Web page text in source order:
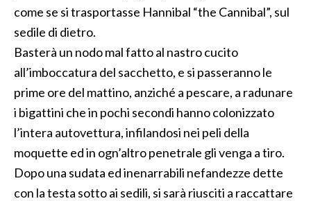
come se si trasportasse Hannibal “the Cannibal”, sul
sedile di dietro.
Basterà un nodo mal fatto al nastro cucito
all’imboccatura del sacchetto, e si passeranno le
prime ore del mattino, anziché a pescare, a radunare
i bigattini che in pochi secondi hanno colonizzato
l’intera autovettura, infilandosi nei peli della
moquette ed in ogn’altro penetrale gli venga a tiro.
Dopo una sudata ed inenarrabili nefandezze dette
con la testa sotto ai sedili, si sarà riusciti a raccattare